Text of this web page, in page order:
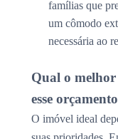
famílias que
um cômodo
necessária ao
Qual o
esse
O imóvel ideal